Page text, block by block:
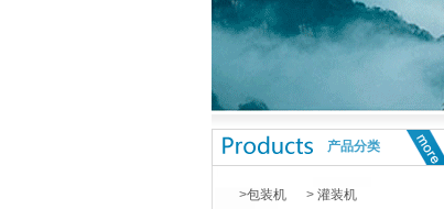
产品分类
>包装机 > 灌装机